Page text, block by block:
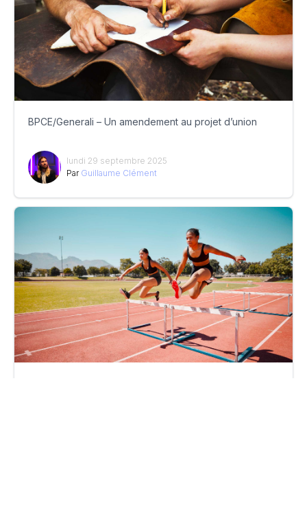
BPCE/Generali – Un amendement au projet d’union
lundi 29 septembre 2025
Par Guillaume Clément